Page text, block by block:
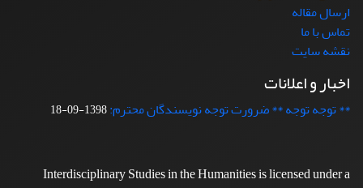
ارسال مقاله
تماس با ما
نقشه سایت
اخبار و اعلانات
** توجه توجه ** ضرورت توجه نویسندگان محترم:1398-09-18
Interdisciplinary Studies in the Humanities is licensed under a